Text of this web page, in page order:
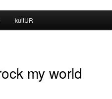
kultUR
my world